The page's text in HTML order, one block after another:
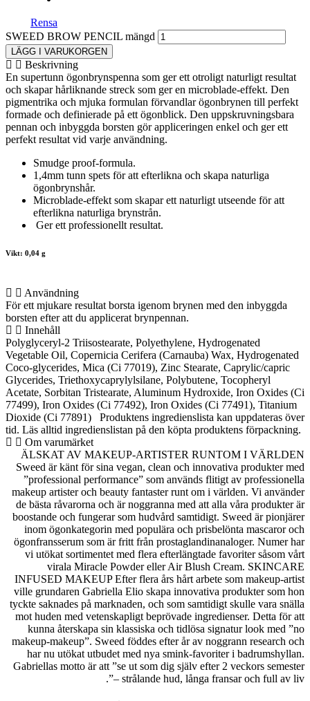
Rensa
SWEED BROW PENCIL mängd
LÄGG I VARUKORGEN
Beskrivning
En supertunn ögonbrynspenna som ger ett otroligt naturligt resultat
och skapar hårliknande streck som ger en microblade-effekt. Den
pigmentrika och mjuka formulan förvandlar ögonbrynen till perfekt
formade och definierade på ett ögonblick. Den uppskruvningsbara
pennan och inbyggda borsten gör appliceringen enkel och ger ett
perfekt resultat vid varje användning.
Smudge proof-formula.
1,4mm tunn spets för att efterlikna och skapa naturliga
ögonbrynshår.
Microblade-effekt som skapar ett naturligt utseende för att
efterlikna naturliga brynstrån.
Ger ett professionellt resultat.
Vikt: 0,04 g
Användning
För ett mjukare resultat borsta igenom brynen med den inbyggda
borsten efter att du applicerat brynpennan.
Innehåll
Polyglyceryl-2 Triisostearate, Polyethylene, Hydrogenated
Vegetable Oil, Copernicia Cerifera (Carnauba) Wax, Hydrogenated
Coco-glycerides, Mica (Ci 77019), Zinc Stearate, Caprylic/capric
Glycerides, Triethoxycaprylylsilane, Polybutene, Tocopheryl
Acetate, Sorbitan Tristearate, Aluminum Hydroxide, Iron Oxides (Ci
77499), Iron Oxides (Ci 77492), Iron Oxides (Ci 77491), Titanium
Dioxide (Ci 77891) Produktens ingredienslista kan uppdateras över
tid. Läs alltid ingredienslistan på den köpta produktens förpackning.
Om varumärket
ÄLSKAT AV MAKEUP-ARTISTER RUNTOM I VÄRLDEN
Sweed är känt för sina vegan, clean och innovativa produkter med
”professional performance” som används flitigt av professionella
makeup artister och beauty fantaster runt om i världen. Vi använder
de bästa råvarorna och är noggranna med att alla våra produkter är
boostande och fungerar som hudvård samtidigt. Sweed är pionjärer
inom ögonkategorin med populära och prisbelönta mascaror och
ögonfransserum som är fritt från prostaglandinanaloger. Numer har
vi utökat sortimentet med flera efterlängtade favoriter såsom vårt
virala Miracle Powder eller Air Blush Cream. SKINCARE
INFUSED MAKEUP Efter flera års hårt arbete som makeup-artist
ville grundaren Gabriella Elio skapa innovativa produkter som hon
tyckte saknades på marknaden, och som samtidigt skulle vara snälla
mot huden med vetenskapligt beprövade ingredienser. Detta för att
kunna återskapa sin klassiska och tidlösa signatur look med ”no
makeup-makeup”. Sweed föddes efter år av noggrann research och
har nu utökat utbudet med nya smink-favoriter i badrumshyllan.
Gabriellas motto är att ”se ut som dig själv efter 2 veckors semester
– strålande hud, långa fransar och full av liv”.